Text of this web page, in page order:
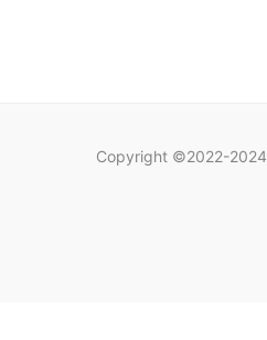
Copyright ©2022-2024